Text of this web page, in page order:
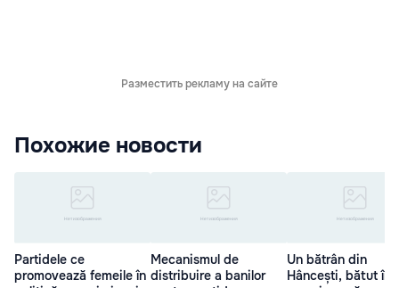
Разместить рекламу на сайте
Похожие новости
Partidele ce
promovează femeile în
Mecanismul de
distribuire a banilor
Un bătrân din
Hâncești, bătut în